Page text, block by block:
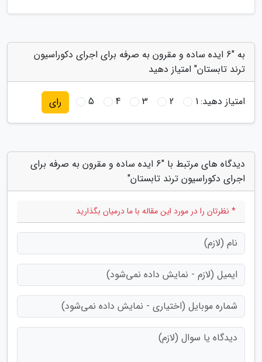
به "6 ایده ساده و مقرون به صرفه برای اجرای دکوراسیون
ترند تابستان" امتیاز دهید
امتیاز دهید:1
2
3
4
5 رای
دیدگاه های مرتبط با "6 ایده ساده و مقرون به صرفه برای
اجرای دکوراسیون ترند تابستان"
* نظرتان را در مورد این مقاله با ما درمیان بگذارید